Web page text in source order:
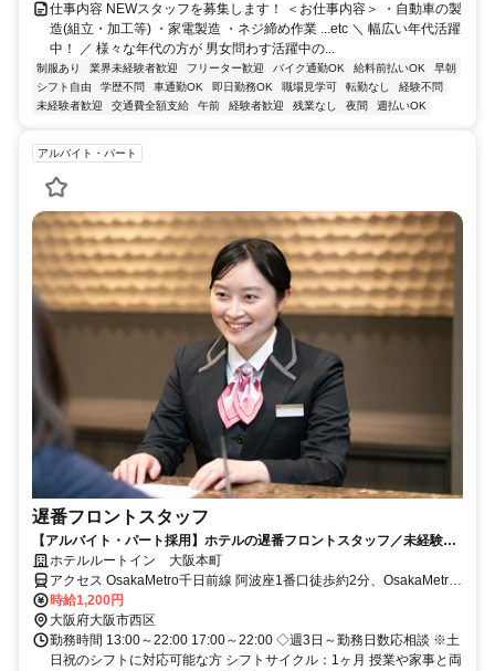
仕事内容 NEWスタッフを募集します！ ＜お仕事内容＞ ・自動車の製
造(組立・加工等) ・家電製造 ・ネジ締め作業 ...etc ＼ 幅広い年代活躍
中！ ／ 様々な年代の方が 男女問わす活躍中の...
制服あり 業界未経験者歓迎 フリーター歓迎 バイク通勤OK 給料前払いOK
早朝
シフト自由
学歴不問 車通勤OK 即日勤務OK 職場見学可 転勤なし
経験不問
未経験者歓迎
交通費全額支給 午前 経験者歓迎 残業なし 夜間 週払いOK
アルバイト・パート
遅番フロントスタッフ
【アルバイト・パート採用】ホテルの遅番フロントスタッフ／未経験歓
迎！働きながら接客スキルも身につく
ホテルルートイン 大阪本町
アクセス OsakaMetro千日前線 阿波座1番口徒歩約2分、OsakaMetro
中央線 阿波座1番口徒歩約2分、OsakaMetro四つ橋線 本町24番口徒
歩約9分
時給1,200円
大阪府大阪市西区
勤務時間 13:00～22:00 17:00～22:00 ◇週3日～勤務日数応相談 ※土
日祝のシフトに対応可能な方 シフトサイクル：1ヶ月 授業や家事と両